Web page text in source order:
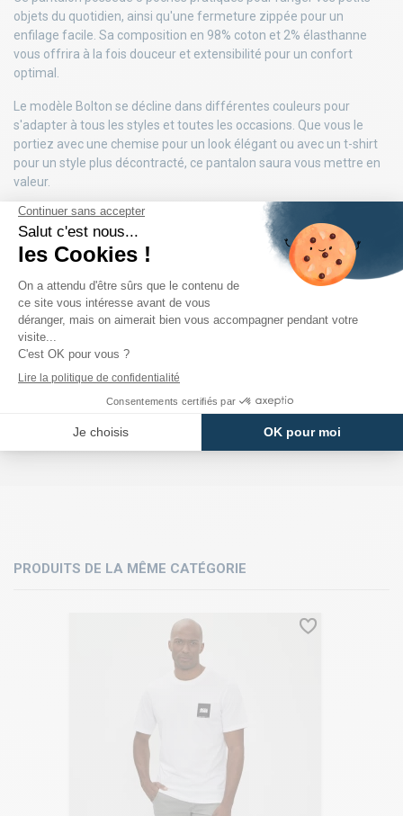
objets du quotidien, ainsi qu'une fermeture zippée pour un
enfilage facile. Sa composition en 98% coton et 2% élasthanne
vous offrira à la fois douceur et extensibilité pour un confort
optimal.
Le modèle Bolton se décline dans différentes couleurs pour
s'adapter à tous les styles et toutes les occasions. Que vous le
portiez avec une chemise pour un look élégant ou avec un t-shirt
pour un style plus décontracté, ce pantalon saura vous mettre en
valeur.
DÉTAILS DU PRODUIT
PRODUITS DE LA MÊME CATÉGORIE